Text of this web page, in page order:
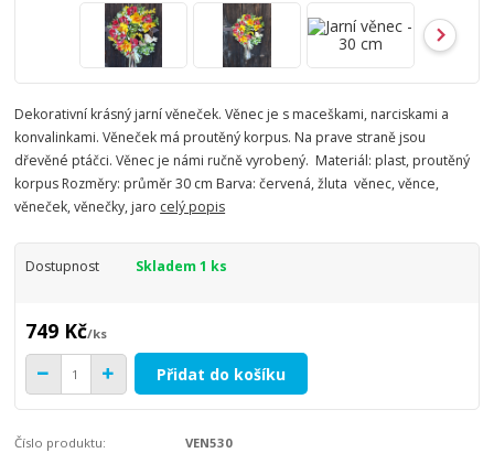
Dekorativní krásný jarní věneček. Věnec je s maceškami, narciskami a
konvalinkami. Věneček má proutěný korpus. Na prave straně jsou
dřevěné ptáčci. Věnec je námi ručně vyrobený. Materiál: plast, proutěný
korpus Rozměry: průměr 30 cm Barva: červená, žluta věnec, věnce,
věneček, věnečky, jaro celý popis
Dostupnost Skladem 1 ks
749 Kč/ks
Přidat do košíku
Číslo produktu: VEN530